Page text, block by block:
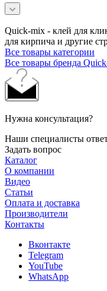
Quick-mix - клей для
для кирпича и другие
Все товары категории
Все товары бренда
Нужна консультация?
Наши специалисты
Задать вопрос
Каталог
О компании
Видео
Статьи
Оплата и доставка
Производители
Контакты
Вконтакте
Telegram
YouTube
WhatsApp